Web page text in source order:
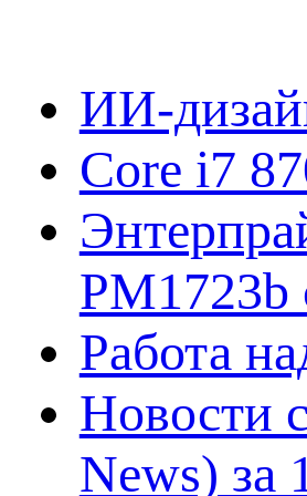
ИИ-
Core i7
PM1723b
Работа
Новости
News) за